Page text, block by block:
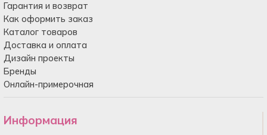
Гарантия и возврат
Как оформить заказ
Каталог товаров
Доставка и оплата
Дизайн проекты
Бренды
Онлайн-примерочная
Информация